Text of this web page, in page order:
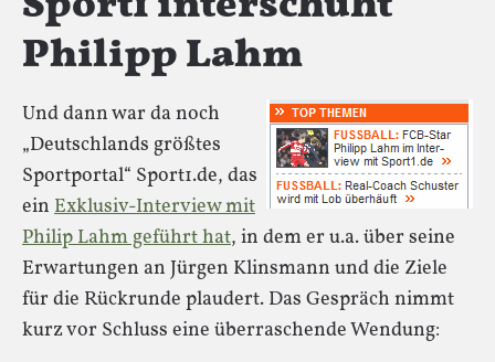
Philipp Lahm
Und dann war da noch
„Deutschlands größtes
Sportportal“ Sport1.de, das
ein Exklusiv-Interview mit
Philip Lahm geführt hat, in dem er u.a. über seine
Erwartungen an Jürgen Klinsmann und die Ziele
für die Rückrunde plaudert. Das Gespräch nimmt
kurz vor Schluss eine überraschende Wendung: